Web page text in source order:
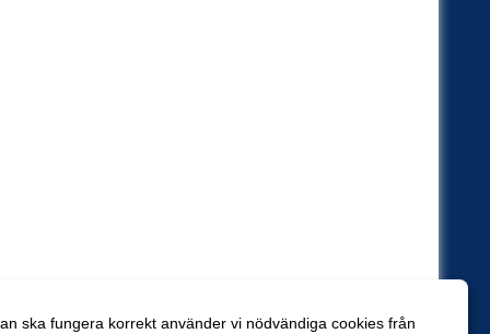
ska fungera korrekt använder vi nödvändiga cookies från